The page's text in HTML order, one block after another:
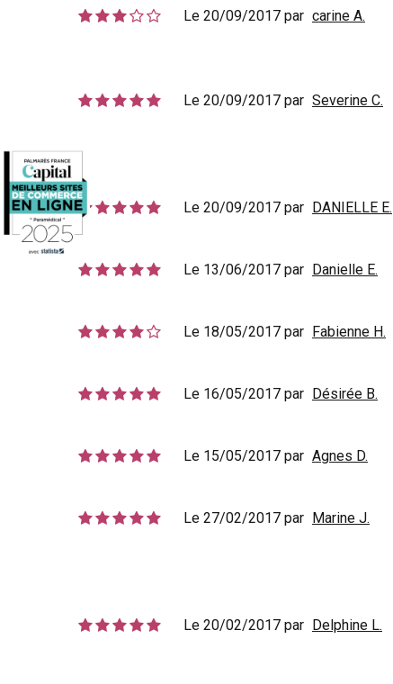
Le 20/09/2017 par carine A.
Le 20/09/2017 par Severine C.
Le 20/09/2017 par DANIELLE E.
Le 13/06/2017 par Danielle E.
Le 18/05/2017 par Fabienne H.
Le 16/05/2017 par Désirée B.
Le 15/05/2017 par Agnes D.
Le 27/02/2017 par Marine J.
Le 20/02/2017 par Delphine L.